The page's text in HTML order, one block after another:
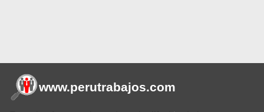
www.perutrabajos.com